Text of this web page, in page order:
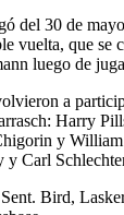
del 30 de
vuelta, que se
luego de
a
Harry
y William
y Carl